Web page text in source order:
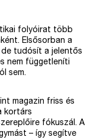
folyóirat több
Elsősorban a
de tudósít a jelentős
nem függetleníti
sem.
magazin friss és
kortárs
fókuszál. A
– így segítve